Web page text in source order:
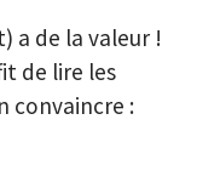
a de la valeur !
de lire les
convaincre :